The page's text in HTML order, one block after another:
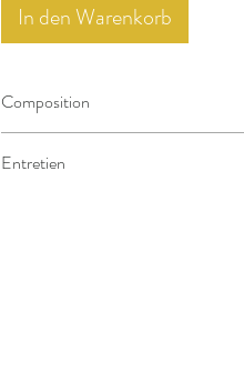
In den Warenkorb
Composition
Entretien